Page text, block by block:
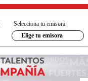
Selecciona tu emisora
Elige tu emisora